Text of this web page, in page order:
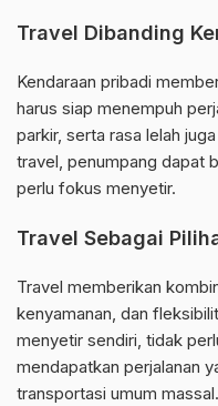
Travel Dibanding
Kendaraan pribadi
harus siap menempuh
parkir, serta rasa lelah
travel, penumpang dapat
perlu fokus menyetir.
Travel Sebagai
Travel memberikan
kenyamanan, dan
menyetir sendiri, tidak
mendapatkan perjalanan
transportasi umum massal.